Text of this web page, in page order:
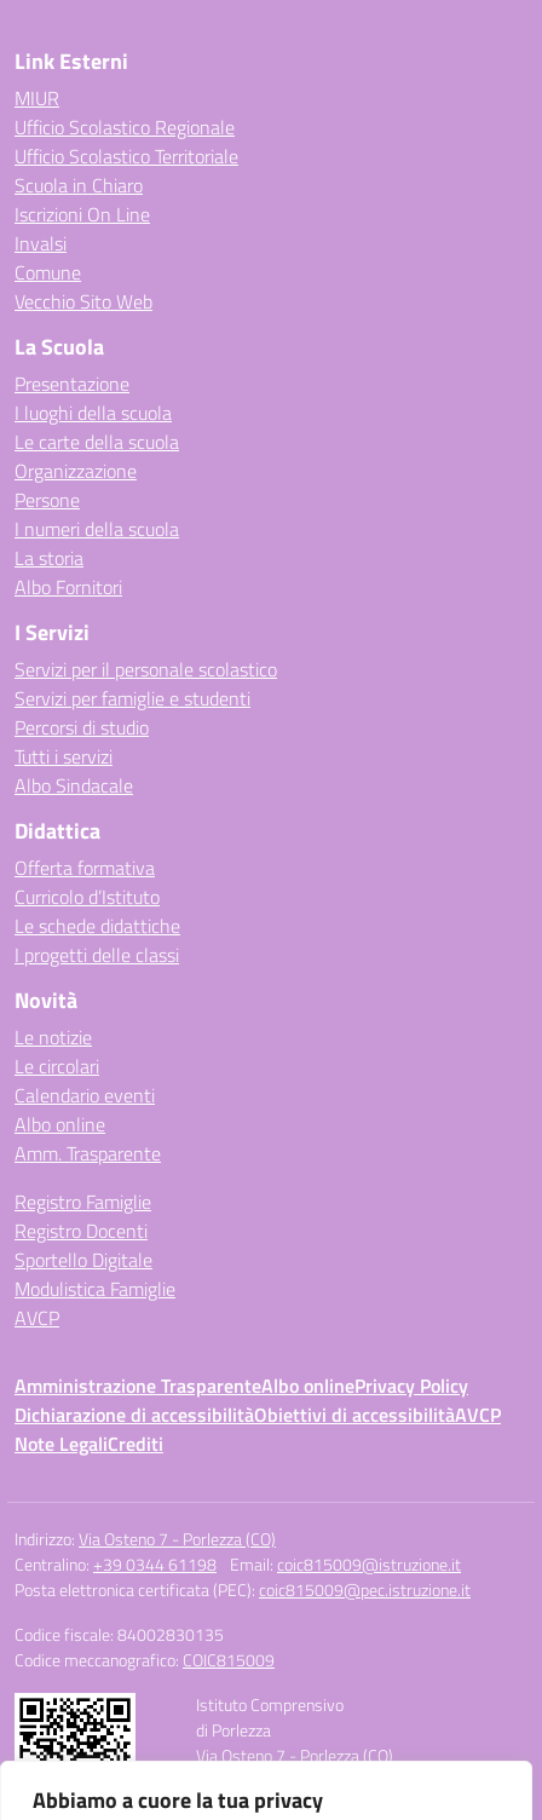
Abbiamo a cuore la tua privacy
Link Esterni
MIUR
Ufficio Scolastico Regionale
Ufficio Scolastico Territoriale
Scuola in Chiaro
Iscrizioni On Line
Invalsi
Comune
Vecchio Sito Web
La Scuola
Presentazione
I luoghi della scuola
Le carte della scuola
Organizzazione
Persone
I numeri della scuola
La storia
Albo Fornitori
I Servizi
Servizi per il personale scolastico
Servizi per famiglie e studenti
Percorsi di studio
Tutti i servizi
Albo Sindacale
Didattica
Offerta formativa
Curricolo d’Istituto
Le schede didattiche
I progetti delle classi
Novità
Le notizie
Le circolari
Calendario eventi
Albo online
Amm. Trasparente
Registro Famiglie
Registro Docenti
Sportello Digitale
Modulistica Famiglie
AVCP
Amministrazione TrasparenteAlbo onlinePrivacy Policy
Dichiarazione di accessibilitàObiettivi di accessibilitàAVCP
Note LegaliCrediti
Indirizzo:Via Osteno 7 - Porlezza (CO)
Centralino: +39 0344 61198 Email:coic815009@istruzione.it
Posta elettronica certificata (PEC):coic815009@pec.istruzione.it
Codice fiscale: 84002830135
Codice meccanografico: COIC815009
Istituto Comprensivo
di Porlezza
Via Osteno 7 - Porlezza (CO)
E-mail: coic815009@istruzione.it